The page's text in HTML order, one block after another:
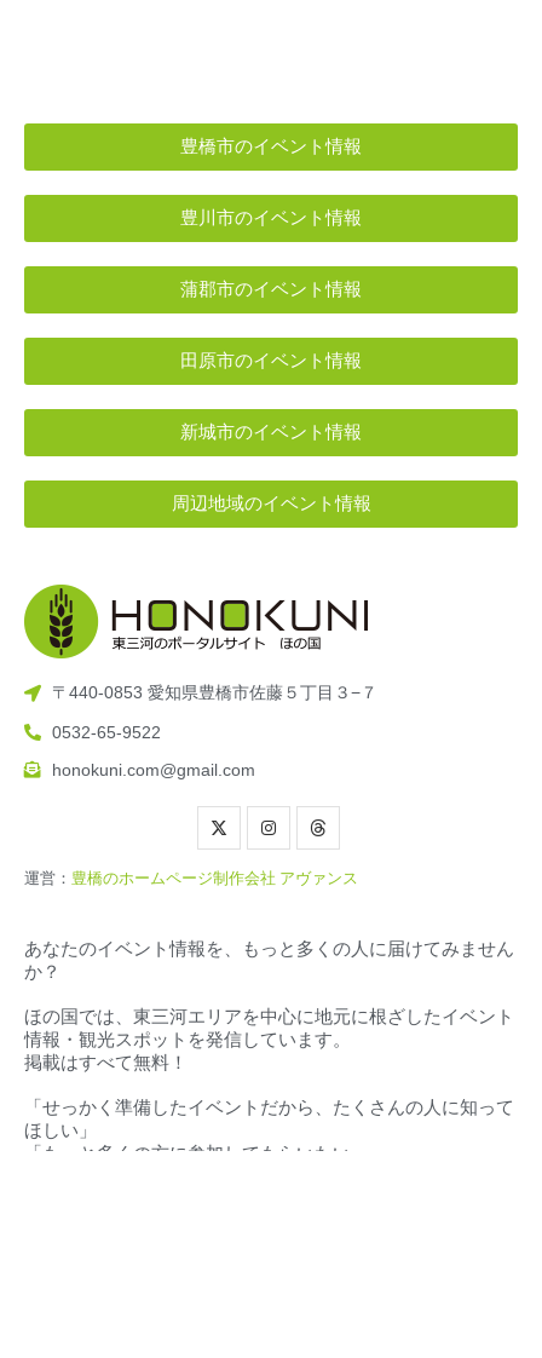
豊橋市のイベント情報
豊川市のイベント情報
蒲郡市のイベント情報
田原市のイベント情報
新城市のイベント情報
周辺地域のイベント情報
〒440-0853 愛知県豊橋市佐藤５丁目３−７
0532-65-9522
honokuni.com@gmail.com
運営： 豊橋のホームページ制作会社 アヴァンス
あなたのイベント情報を、もっと多くの人に届けてみません
か？
ほの国では、東三河エリアを中心に地元に根ざしたイベント
情報・観光スポットを発信しています。
掲載はすべて無料！
「せっかく準備したイベントだから、たくさんの人に知って
ほしい」
「もっと多くの方に参加してもらいたい」